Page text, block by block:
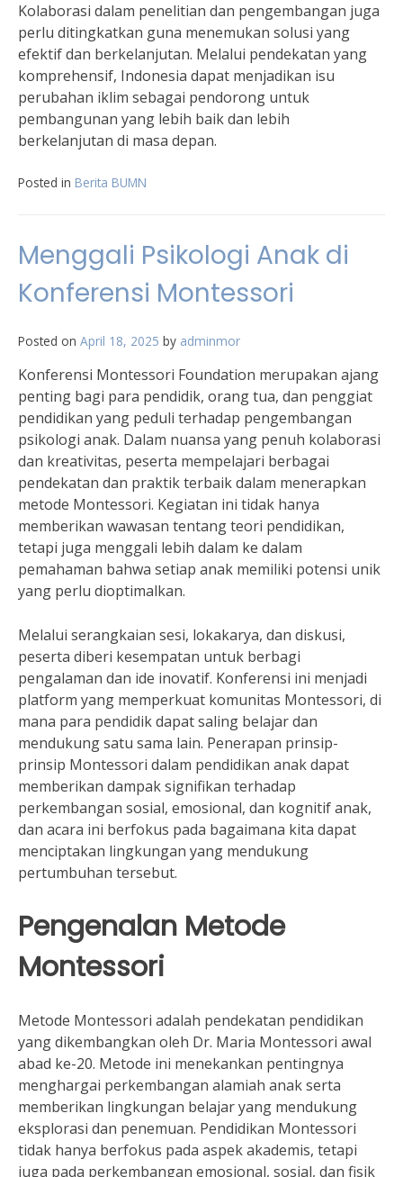
Kolaborasi dalam penelitian dan pengembangan juga
perlu ditingkatkan guna menemukan solusi yang
efektif dan berkelanjutan. Melalui pendekatan yang
komprehensif, Indonesia dapat menjadikan isu
perubahan iklim sebagai pendorong untuk
pembangunan yang lebih baik dan lebih
berkelanjutan di masa depan.
Posted in Berita BUMN
Menggali Psikologi Anak di
Konferensi Montessori
Posted on April 18, 2025 by adminmor
Konferensi Montessori Foundation merupakan ajang
penting bagi para pendidik, orang tua, dan penggiat
pendidikan yang peduli terhadap pengembangan
psikologi anak. Dalam nuansa yang penuh kolaborasi
dan kreativitas, peserta mempelajari berbagai
pendekatan dan praktik terbaik dalam menerapkan
metode Montessori. Kegiatan ini tidak hanya
memberikan wawasan tentang teori pendidikan,
tetapi juga menggali lebih dalam ke dalam
pemahaman bahwa setiap anak memiliki potensi unik
yang perlu dioptimalkan.
Melalui serangkaian sesi, lokakarya, dan diskusi,
peserta diberi kesempatan untuk berbagi
pengalaman dan ide inovatif. Konferensi ini menjadi
platform yang memperkuat komunitas Montessori, di
mana para pendidik dapat saling belajar dan
mendukung satu sama lain. Penerapan prinsip-
prinsip Montessori dalam pendidikan anak dapat
memberikan dampak signifikan terhadap
perkembangan sosial, emosional, dan kognitif anak,
dan acara ini berfokus pada bagaimana kita dapat
menciptakan lingkungan yang mendukung
pertumbuhan tersebut.
Pengenalan Metode
Montessori
Metode Montessori adalah pendekatan pendidikan
yang dikembangkan oleh Dr. Maria Montessori awal
abad ke-20. Metode ini menekankan pentingnya
menghargai perkembangan alamiah anak serta
memberikan lingkungan belajar yang mendukung
eksplorasi dan penemuan. Pendidikan Montessori
tidak hanya berfokus pada aspek akademis, tetapi
juga pada perkembangan emosional, sosial, dan fisik